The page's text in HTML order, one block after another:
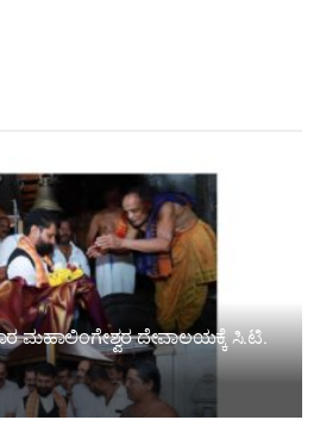
ಮಹಾಲಿಂಗೇಶ್ವರ ದೇವಾಲಯಕ್ಕೆ ಸಿ.ಟಿ.